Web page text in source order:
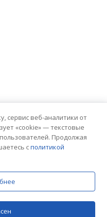
защищены.
сервис веб-аналитики от
«cookie» — текстовые
Продолжая
сполитикой